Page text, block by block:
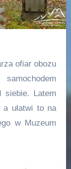
ofiar obozu
siebie. Latem
ułatwi to na
w Muzeum